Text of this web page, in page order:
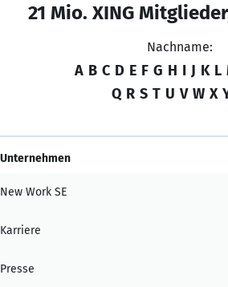
21 Mio. XING
Nachname:
A B C D E F G H I J K L
Q R S T U V W X
Unternehmen
New Work SE
Karriere
Presse